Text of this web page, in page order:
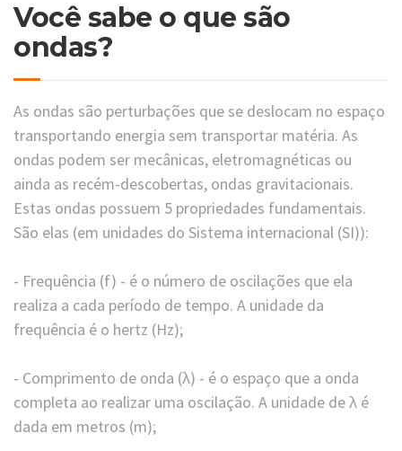
Você sabe o que são
ondas?
As ondas são perturbações que se deslocam no espaço
transportando energia sem transportar matéria. As
ondas podem ser mecânicas, eletromagnéticas ou
ainda as recém-descobertas, ondas gravitacionais.
Estas ondas possuem 5 propriedades fundamentais.
São elas (em unidades do Sistema internacional (SI)):
- Frequência (f) - é o número de oscilações que ela
realiza a cada período de tempo. A unidade da
frequência é o hertz (Hz);
- Comprimento de onda (λ) - é o espaço que a onda
completa ao realizar uma oscilação. A unidade de λ é
dada em metros (m);